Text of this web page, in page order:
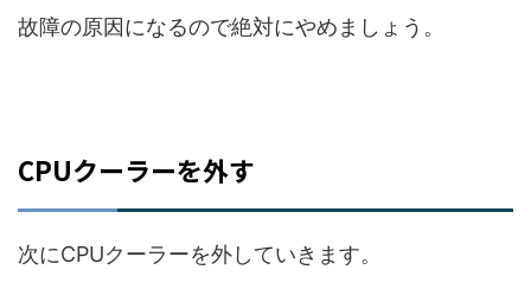
故障の原因になるので絶対にやめましょう。
CPUクーラーを外す
次にCPUクーラーを外していきます。